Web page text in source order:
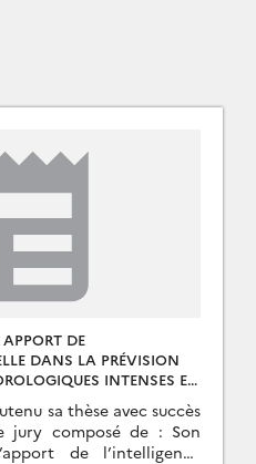
DE
DANS LA PRÉVISION
INTENSES EN
sa thèse avec succès
jury composé de : Son
de l’intelligence